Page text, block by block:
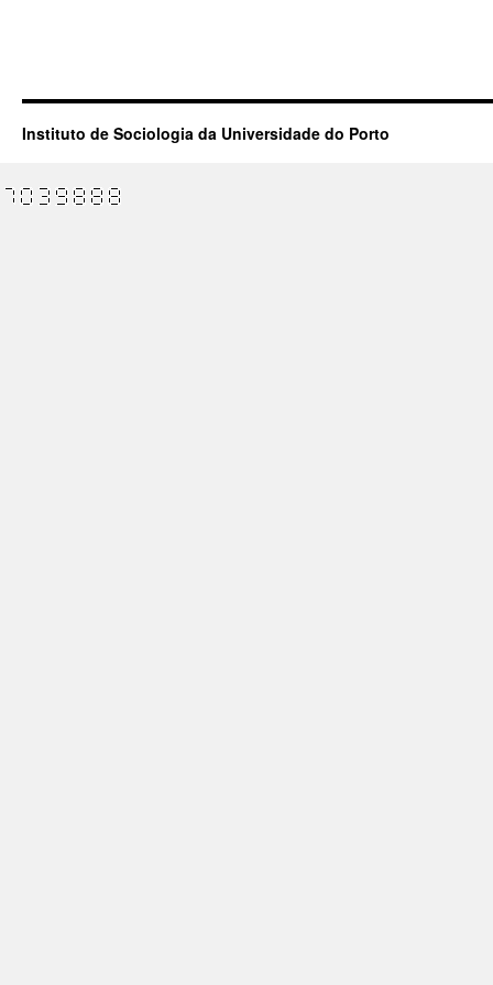
Instituto de Sociologia da Universidade do Porto